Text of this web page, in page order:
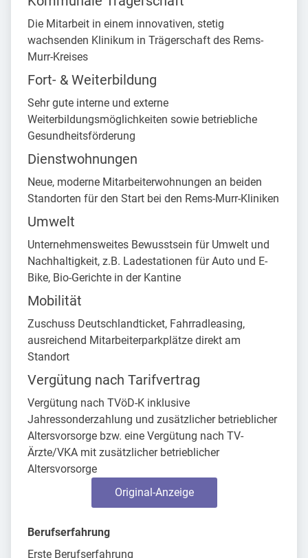
Die Mitarbeit in einem innovativen, stetig
wachsenden Klinikum in Trägerschaft des Rems-
Murr-Kreises
Fort- & Weiterbildung
Sehr gute interne und externe
Weiterbildungsmöglichkeiten sowie betriebliche
Gesundheitsförderung
Dienstwohnungen
Neue, moderne Mitarbeiterwohnungen an beiden
Standorten für den Start bei den Rems-Murr-Kliniken
Umwelt
Unternehmensweites Bewusstsein für Umwelt und
Nachhaltigkeit, z.B. Ladestationen für Auto und E-
Bike, Bio-Gerichte in der Kantine
Mobilität
Zuschuss Deutschlandticket, Fahrradleasing,
ausreichend Mitarbeiterparkplätze direkt am
Standort
Vergütung nach Tarifvertrag
Vergütung nach TVöD-K inklusive
Jahressonderzahlung und zusätzlicher betrieblicher
Altersvorsorge bzw. eine Vergütung nach TV-
Ärzte/VKA mit zusätzlicher betrieblicher
Altersvorsorge
Original-Anzeige
Berufserfahrung
Erste Berufserfahrung